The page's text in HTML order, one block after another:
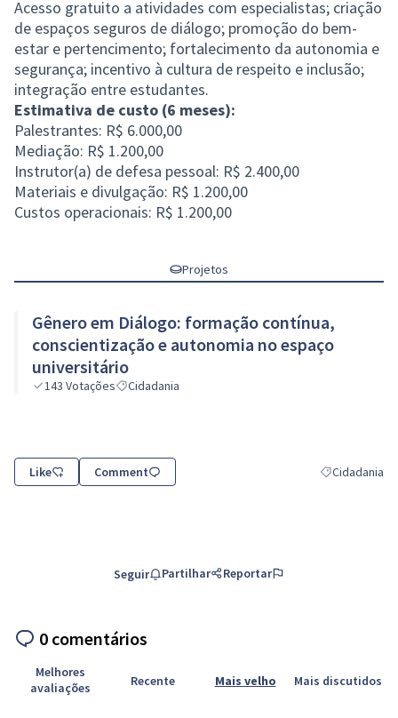
Acesso gratuito a atividades com especialistas; criação
de espaços seguros de diálogo; promoção do bem-
estar e pertencimento; fortalecimento da autonomia e
segurança; incentivo à cultura de respeito e inclusão;
integração entre estudantes.
Estimativa de custo (6 meses):
Palestrantes: R$ 6.000,00
Mediação: R$ 1.200,00
Instrutor(a) de defesa pessoal: R$ 2.400,00
Materiais e divulgação: R$ 1.200,00
Custos operacionais: R$ 1.200,00
Projetos
Gênero em Diálogo: formação contínua,
conscientização e autonomia no espaço
universitário
143 Votações Cidadania
Like Comment Resultados
Cidadania
Seguir Partilhar Reportar
0 comentários
Melhores
avaliações
Recente Mais velho Mais discutidos